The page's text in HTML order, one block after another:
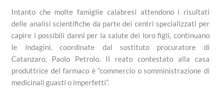
Intanto che molte famiglie calabresi attendono i risultati
delle analisi scientifiche da parte dei centri specializzati per
capire i possibili danni per la salute dei loro figli, continuano
le indagini, coordinate dal sostituto procuratore di
Catanzaro, Paolo Petrolo. Il reato contestato alla casa
produttrice del farmaco è “commercio o somministrazione di
medicinali guasti o imperfetti”.